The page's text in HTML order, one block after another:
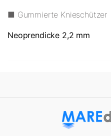
■ Gummierte Knieschützer
Neoprendicke 2,2 mm